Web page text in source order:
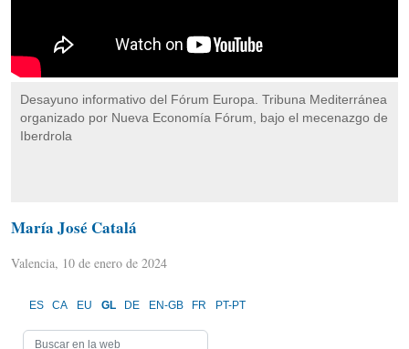
Desayuno informativo del Fórum Europa. Tribuna Mediterránea
organizado por Nueva Economía Fórum, bajo el mecenazgo de
Iberdrola
María José Catalá
Valencia, 10 de enero de 2024
ES CA EU GL DE EN-GB FR PT-PT